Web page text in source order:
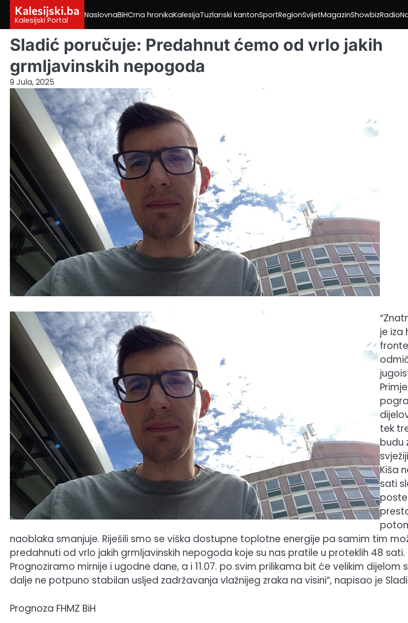
content
Kalesijski.ba
Kalesijski Portal
NaslovnaBiHCrna hronikaKalesijaTuzlanski kantonSportRegionSvijetMagazinShowbizRadio
Sladić poručuje: Predahnut ćemo od vrlo jakih
grmljavinskih nepogoda
9 Jula, 2025
je iza
tek
budu
Kiša
sati
naoblaka smanjuje. Riješili smo se viška dostupne toplotne energije pa samim tim
predahnuti od vrlo jakih grmljavinskih nepogoda koje su nas pratile u proteklih 48 sati.
Prognoziramo mirnije i ugodne dane, a i 11.07. po svim prilikama bit će velikim dijelom
dalje ne potpuno stabilan usljed zadržavanja vlažnijeg zraka na visini”, napisao je
Prognoza FHMZ BiH